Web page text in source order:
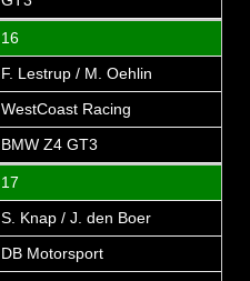
16
F. Lestrup / M. Oehlin
WestCoast Racing
BMW Z4 GT3
17
S. Knap / J. den Boer
DB Motorsport